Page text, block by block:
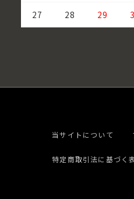
27 28 29
当サイトについて
特定商取引法に基づく